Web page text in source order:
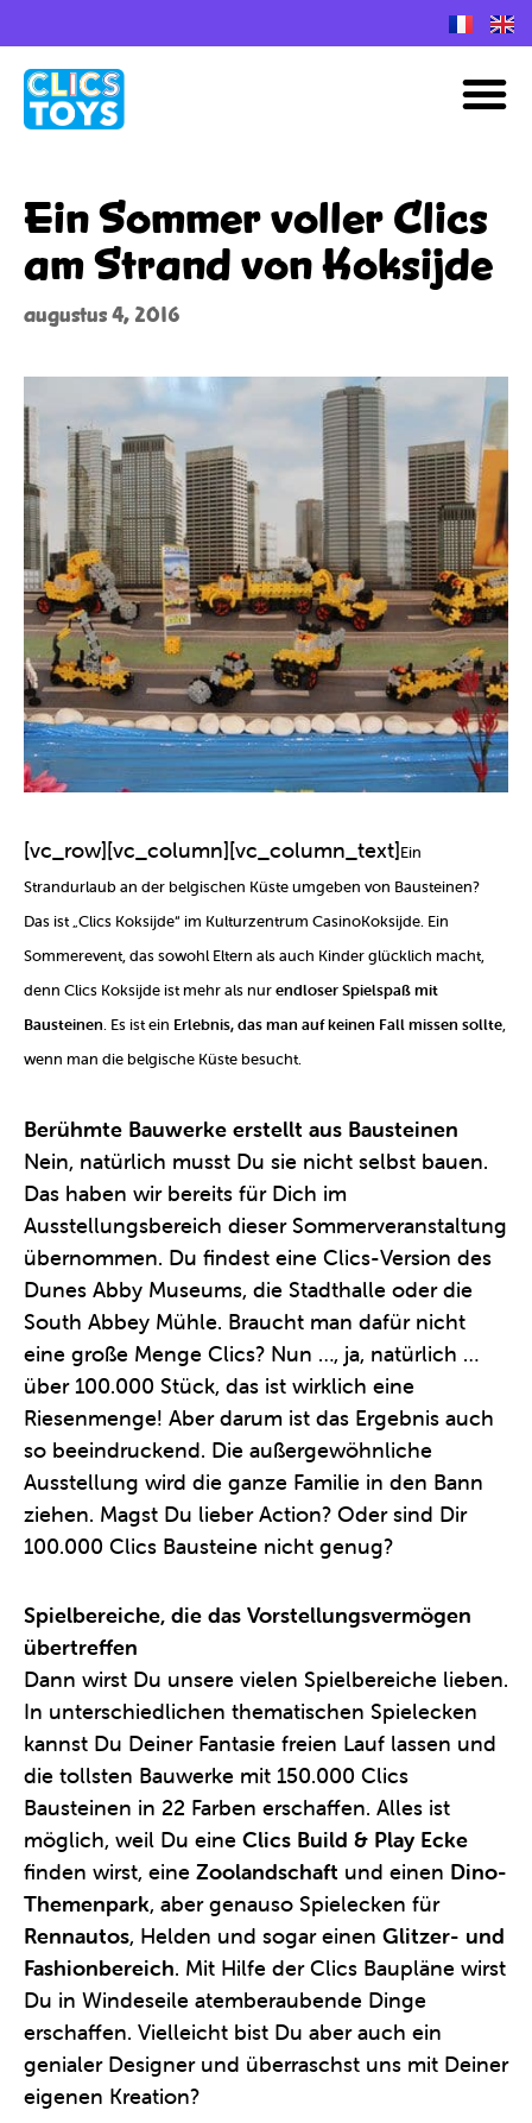
inhoud
Ein Sommer voller Clics
am Strand von Koksijde
augustus 4, 2016
[vc_row][vc_column][vc_column_text]Ein
Strandurlaub an der belgischen Küste umgeben von Bausteinen?
Das ist „Clics Koksijde“ im Kulturzentrum CasinoKoksijde. Ein
Sommerevent, das sowohl Eltern als auch Kinder glücklich macht,
denn Clics Koksijde ist mehr als nurendloser Spielspaß mit
Bausteinen. Es ist ein Erlebnis, das man auf keinen Fall missen sollte,
wenn man die belgische Küste besucht.
Berühmte Bauwerke erstellt aus Bausteinen
Nein, natürlich musst Du sie nicht selbst bauen.
Das haben wir bereits für Dich im
Ausstellungsbereich dieser Sommerveranstaltung
übernommen. Du findest eine Clics-Version des
Dunes Abby Museums, die Stadthalle oder die
South Abbey Mühle. Braucht man dafür nicht
eine große Menge Clics? Nun …, ja, natürlich …
über 100.000 Stück, das ist wirklich eine
Riesenmenge! Aber darum ist das Ergebnis auch
so beeindruckend. Die außergewöhnliche
Ausstellung wird die ganze Familie in den Bann
ziehen. Magst Du lieber Action? Oder sind Dir
100.000 Clics Bausteine nicht genug?
Spielbereiche, die das Vorstellungsvermögen
übertreffen
Dann wirst Du unsere vielen Spielbereiche lieben.
In unterschiedlichen thematischen Spielecken
kannst Du Deiner Fantasie freien Lauf lassen und
die tollsten Bauwerke mit 150.000 Clics
Bausteinen in 22 Farben erschaffen. Alles ist
möglich, weil Du eine Clics Build & Play Ecke
finden wirst, eine Zoolandschaft und einen Dino-
Themenpark, aber genauso Spielecken für
Rennautos, Helden und sogar einen Glitzer- und
Fashionbereich. Mit Hilfe der Clics Baupläne wirst
Du in Windeseile atemberaubende Dinge
erschaffen. Vielleicht bist Du aber auch ein
genialer Designer und überraschst uns mit Deiner
eigenen Kreation?